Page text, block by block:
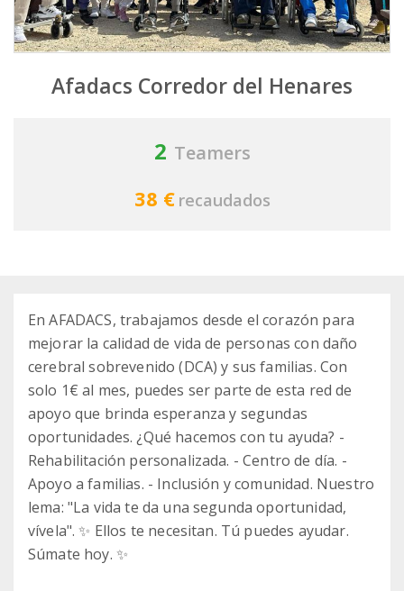
Afadacs Corredor del Henares
2 Teamers
38 € recaudados
En AFADACS, trabajamos desde el corazón para
mejorar la calidad de vida de personas con daño
cerebral sobrevenido (DCA) y sus familias. Con
solo 1€ al mes, puedes ser parte de esta red de
apoyo que brinda esperanza y segundas
oportunidades. ¿Qué hacemos con tu ayuda? -
Rehabilitación personalizada. - Centro de día. -
Apoyo a familias. - Inclusión y comunidad. Nuestro
lema: "La vida te da una segunda oportunidad,
vívela". ✨ Ellos te necesitan. Tú puedes ayudar.
Súmate hoy. ✨